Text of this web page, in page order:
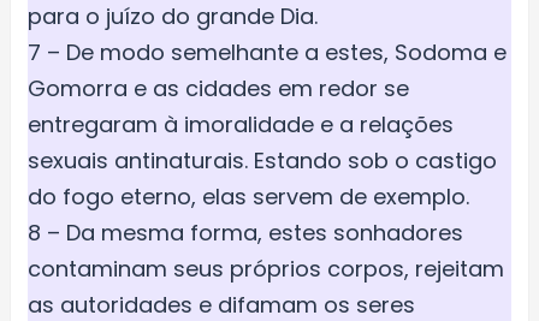
para o juízo do grande Dia.
7 – De modo semelhante a estes, Sodoma e
Gomorra e as cidades em redor se
entregaram à imoralidade e a relações
sexuais antinaturais. Estando sob o castigo
do fogo eterno, elas servem de exemplo.
8 – Da mesma forma, estes sonhadores
contaminam seus próprios corpos, rejeitam
as autoridades e difamam os seres